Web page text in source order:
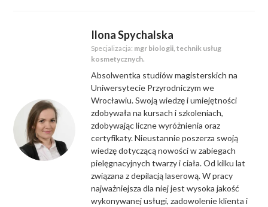
Ilona Spychalska
Specjalizacja: mgr biologii, technik usług
kosmetycznych.
Absolwentka studiów magisterskich na
Uniwersytecie Przyrodniczym we
Wrocławiu. Swoją wiedzę i umiejętności
zdobywała na kursach i szkoleniach,
zdobywając liczne wyróżnienia oraz
certyfikaty. Nieustannie poszerza swoją
wiedzę dotyczącą nowości w zabiegach
pielęgnacyjnych twarzy i ciała. Od kilku lat
związana z depilacją laserową. W pracy
najważniejsza dla niej jest wysoka jakość
wykonywanej usługi, zadowolenie klienta i